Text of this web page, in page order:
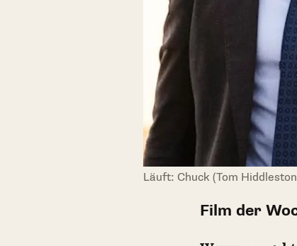
Läuft: Chuck (Tom
Film der